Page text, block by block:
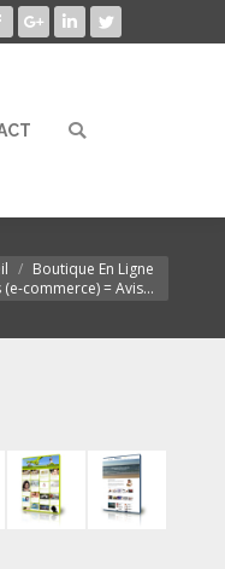
Google+LinkedInTwitter
Search:
Boutique En Ligne
(e-commerce) = Avis…